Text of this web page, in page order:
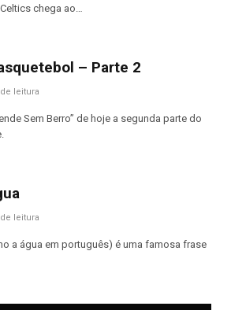
chega ao…
– Parte 2
leitura
Sem Berro” de hoje a segunda parte do
leitura
a água em português) é uma famosa frase